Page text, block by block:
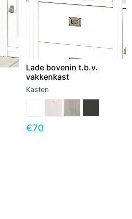
Lade bovenin t.b.v.
vakkenkast
Kasten
€70